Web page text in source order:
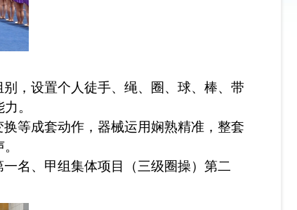
，设置个人徒手、绳、圈、球、棒、带
。
等成套动作，器械运用娴熟精准，整套
名、甲组集体项目（三级圈操）第二